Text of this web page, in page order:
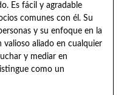
Es fácil y agradable
comunes con él. Su
y su enfoque en la
aliado en cualquier
y mediar en
como un